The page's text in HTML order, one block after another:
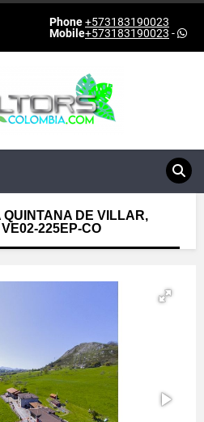
Phone+573183190023
Mobile+573183190023 -
DE VILLAR,
225EP-CO